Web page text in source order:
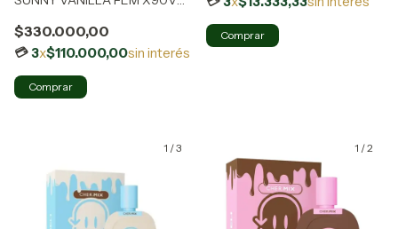
$330.000,00
3x$110.000,00sin interés
1 /3 1 /2